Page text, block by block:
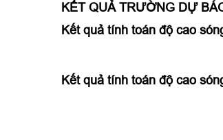
KẾT QUẢ TRƯỜNG DỰ
Kết quả tính toán độ cao
Kết quả tính toán độ cao